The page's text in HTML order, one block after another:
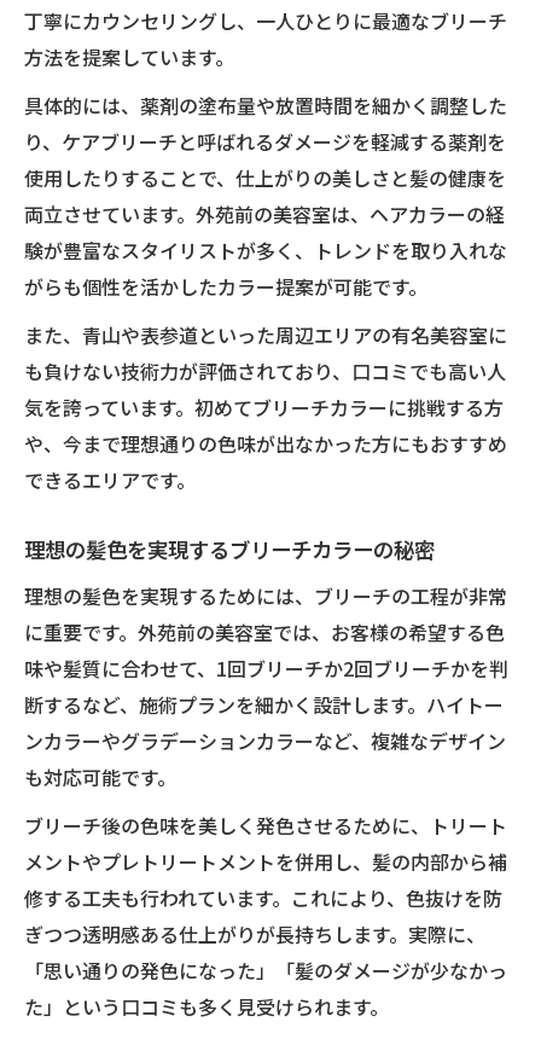
丁寧にカウンセリングし、一人ひとりに最適なブリーチ
方法を提案しています。
具体的には、薬剤の塗布量や放置時間を細かく調整した
り、ケアブリーチと呼ばれるダメージを軽減する薬剤を
使用したりすることで、仕上がりの美しさと髪の健康を
両立させています。外苑前の美容室は、ヘアカラーの経
験が豊富なスタイリストが多く、トレンドを取り入れな
がらも個性を活かしたカラー提案が可能です。
また、青山や表参道といった周辺エリアの有名美容室に
も負けない技術力が評価されており、口コミでも高い人
気を誇っています。初めてブリーチカラーに挑戦する方
や、今まで理想通りの色味が出なかった方にもおすすめ
できるエリアです。
理想の髪色を実現するブリーチカラーの秘密
理想の髪色を実現するためには、ブリーチの工程が非常
に重要です。外苑前の美容室では、お客様の希望する色
味や髪質に合わせて、1回ブリーチか2回ブリーチかを判
断するなど、施術プランを細かく設計します。ハイトー
ンカラーやグラデーションカラーなど、複雑なデザイン
も対応可能です。
ブリーチ後の色味を美しく発色させるために、トリート
メントやプレトリートメントを併用し、髪の内部から補
修する工夫も行われています。これにより、色抜けを防
ぎつつ透明感ある仕上がりが長持ちします。実際に、
「思い通りの発色になった」「髪のダメージが少なかっ
た」という口コミも多く見受けられます。